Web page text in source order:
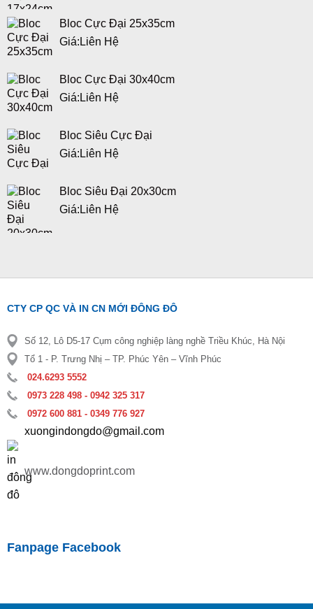
Bloc Cực Đại 25x35cm
Giá: Liên Hệ
Bloc Cực Đại 30x40cm
Giá: Liên Hệ
Bloc Siêu Cực Đại
Giá: Liên Hệ
Bloc Siêu Đại 20x30cm
Giá: Liên Hệ
CTY CP QC VÀ IN CN MỚI ĐÔNG ĐÔ
Số 12, Lô D5-17 Cụm công nghiệp làng nghề Triều Khúc, Hà Nội
Tổ 1 - P. Trưng Nhị – TP. Phúc Yên – Vĩnh Phúc
024.6293 5552
0973 228 498 - 0942 325 317
0972 600 881 - 0349 776 927
xuongindongdo@gmail.com
www.dongdoprint.com
Fanpage Facebook